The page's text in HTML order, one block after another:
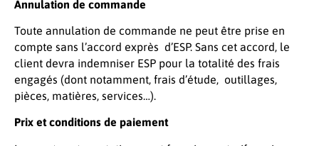
Annulation de commande
Toute annulation de commande ne peut être prise en
compte sans l’accord exprès d’ESP. Sans cet accord, le
client devra indemniser ESP pour la totalité des frais
engagés (dont notamment, frais d’étude, outillages,
pièces, matières, services…).
Prix et conditions de paiement